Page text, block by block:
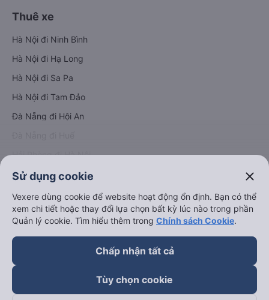
Thuê xe
Hà Nội đi Ninh Bình
Hà Nội đi Hạ Long
Hà Nội đi Sa Pa
Hà Nội đi Tam Đảo
Đà Nẵng đi Hội An
Hải Phòng đi Hà Nội
keyboard_arrow_down
Về chúng tôi
Sử dụng cookie close
Vexere dùng cookie để website hoạt động ổn định. Bạn có thể
xem chi tiết hoặc thay đổi lựa chọn bất kỳ lúc nào trong phần
Quản lý cookie. Tìm hiểu thêm trong Chính sách Cookie.
Chấp nhận tất cả
Tùy chọn cookie